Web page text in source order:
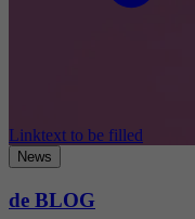
Linktext to be filled
News
de BLOG